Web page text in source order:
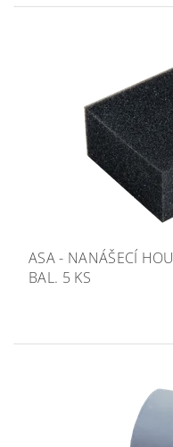
ASA - NANÁŠECÍ
BAL. 5 KS